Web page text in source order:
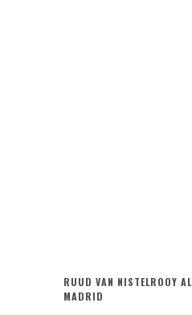
RUUD VAN NISTELROOY AL
MADRID